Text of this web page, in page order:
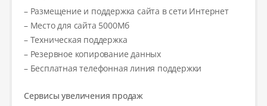
– Размещение и поддержка сайта в сети Интернет
– Место для сайта 5000Мб
– Техническая поддержка
– Резервное копирование данных
– Бесплатная телефонная линия поддержки
Сервисы увеличения продаж